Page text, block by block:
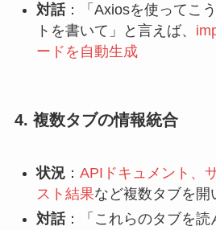
対話：「Axiosを使ってこ
トを書いて」と言えば、
ードを自動生成
4. 複数タブの情報統合
状況： APIドキュメント、
スト結果など複数タブを開
対話：「これらのタブを読